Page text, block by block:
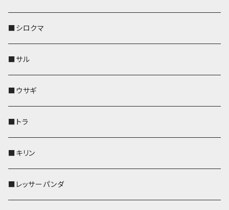
その他
財布
靴下・ミニタオル
その他
財布
その他
財布
靴下・ミニタオル
その他
ペットボトルホルダー
ペンホルダー
靴下・ミニタオル
財布
その他
AppleWatchバンド
財布
その他
名刺入れ・カードケース
AppleWatchバンド
財布
IDカードケース
ペットボトルホルダー
その他
リール付きストラップ
リールのみ
ストラップ付
AppleWatchバンド
メガネケース
財布
リール付きストラップ
リールのみ
ストラップ付
ペットボトルホルダー
キーケース
ペンホルダー
AppleWatchバンド
L字ファスナー財布
名刺入れ
財布
Apple Watchバンド
■シロクマ
■サル
■ウサギ
■トラ
■キリン
■レッサーパンダ